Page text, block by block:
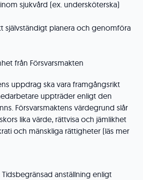
sjukvård (ex. undersköterska)
självständigt planera och genomföra
från Försvarsmakten
uppdrag ska vara framgångsrikt
uppträder enligt den
Försvarsmaktens värdegrund slår
lika värde, rättvisa och jämlikhet
och mänskliga rättigheter (läs mer
Tidsbegränsad anställning enligt